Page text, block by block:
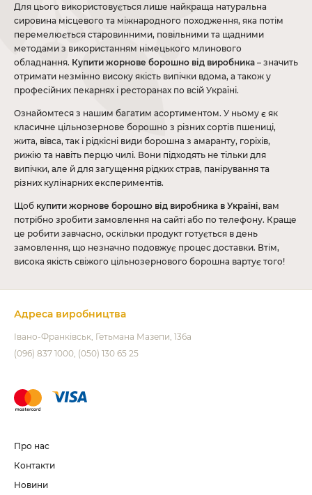
Для цього використовується лише найкраща натуральна
сировина місцевого та міжнародного походження, яка потім
перемелюється старовинними, повільними та щадними
методами з використанням німецького млинового
обладнання. Купити жорнове борошно від виробника – значить
отримати незмінно високу якість випічки вдома, а також у
професійних пекарнях і ресторанах по всій Україні.
Ознайомтеся з нашим багатим асортиментом. У ньому є як
класичне цільнозернове борошно з різних сортів пшениці,
жита, вівса, так і рідкісні види борошна з амаранту, горіхів,
рижію та навіть перцю чилі. Вони підходять не тільки для
випічки, але й для загущення рідких страв, панірування та
різних кулінарних експериментів.
Щоб купити жорнове борошно від виробника в Україні, вам
потрібно зробити замовлення на сайті або по телефону. Краще
це робити завчасно, оскільки продукт готується в день
замовлення, що незначно подовжує процес доставки. Втім,
висока якість свіжого цільнозернового борошна вартує того!
Адреса виробництва
Івано-Франківськ Гетьмана Мазепи, 136а
(096) 837 1000 (050) 130 65 25
Про нас
Контакти
Новини